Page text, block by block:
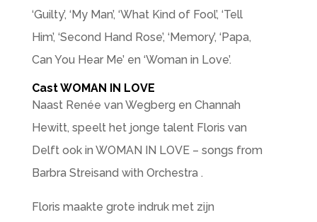
‘Guilty’, ‘My Man’, ‘What Kind of Fool’, ‘Tell
Him’, ‘Second Hand Rose’, ‘Memory’, ‘Papa,
Can You Hear Me’ en ‘Woman in Love’.
Cast WOMAN IN LOVE
Naast Renée van Wegberg en Channah
Hewitt, speelt het jonge talent Floris van
Delft ook in WOMAN IN LOVE – songs from
Barbra Streisand with Orchestra .
Floris maakte grote indruk met zijn